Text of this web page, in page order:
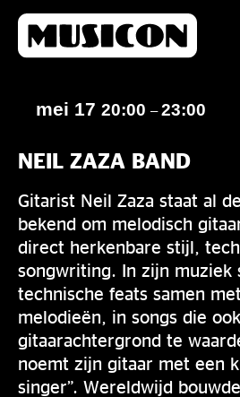
mei 17 20:00 –23:00
NEIL ZAZA BAND
Gitarist Neil Zaza staat al
bekend om melodisch
direct herkenbare stijl,
songwriting. In zijn muziek
technische feats samen
melodieën, in songs die
gitaarachtergrond te
noemt zijn gitaar met een
singer”. Wereldwijd